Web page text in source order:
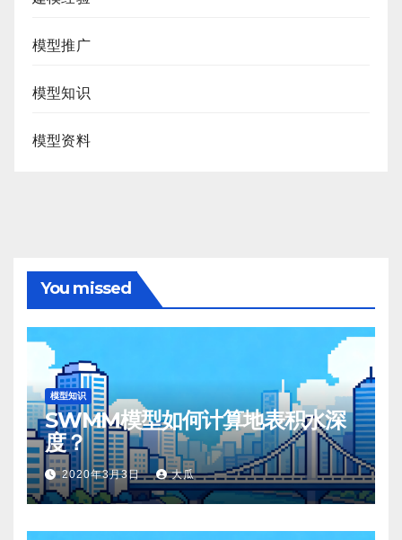
模型推广
模型知识
模型资料
You missed
模型知识
SWMM模型如何计算地表积水深
度？
2020年3月3日 大瓜